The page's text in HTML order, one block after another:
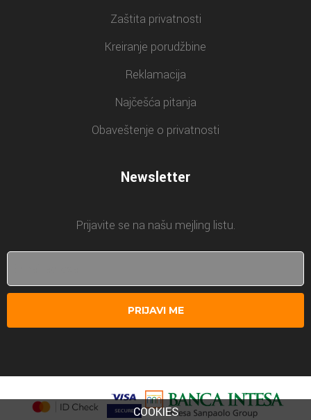
Zaštita privatnosti
Kreiranje porudžbine
Reklamacija
Najčešća pitanja
Obaveštenje o privatnosti
Newsletter
Prijavite se na našu mejling listu.
PRIJAVI ME
COOKIES